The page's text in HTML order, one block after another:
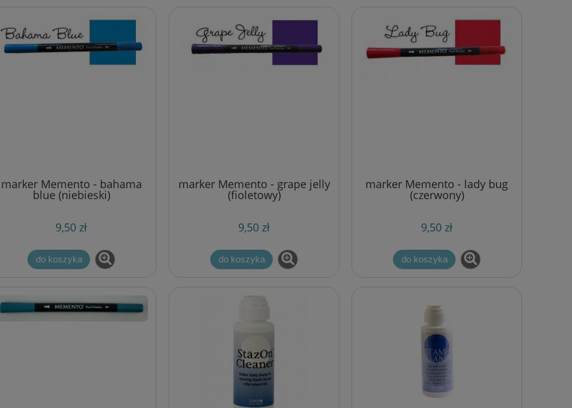
marker Memento - bahama
blue (niebieski)
9,50 zł
do koszyka
marker Memento - grape jelly
(fioletowy)
9,50 zł
do koszyka
marker Memento - lady bug
(czerwony)
9,50 zł
do koszyka